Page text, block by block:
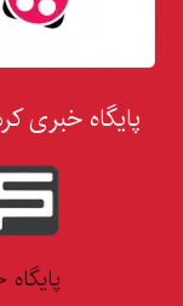
پایگاه خبری